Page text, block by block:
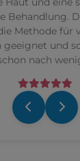
ZEHRA
sehr
Zurück